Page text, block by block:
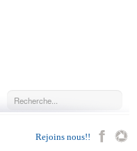
Rejoins nous!!